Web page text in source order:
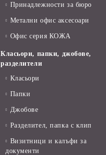
Принадлежности за бюро
Метални офис аксесоари
Офис серия КОЖА
Класьори, папки, джобове,
разделители
Класьори
Папки
Джобове
Разделител, папка с клип
Визитници и калъфи за
документи